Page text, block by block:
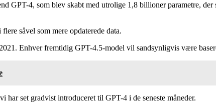
GPT-4, som blev skabt med utrolige 1,8 billioner parametre,
såvel som mere opdaterede data.
Enhver fremtidig GPT-4.5-model vil sandsynligvis være
har set gradvist introduceret til GPT-4 i de seneste måneder.